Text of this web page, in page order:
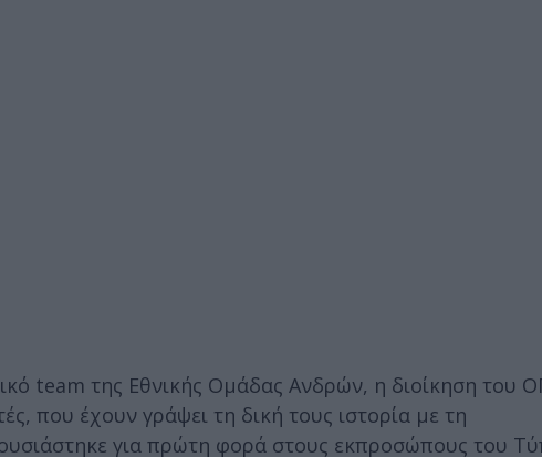
team της Εθνικής Ομάδας Ανδρών, η διοίκηση του
που έχουν γράψει τη δική τους ιστορία με τη
για πρώτη φορά στους εκπροσώπους του